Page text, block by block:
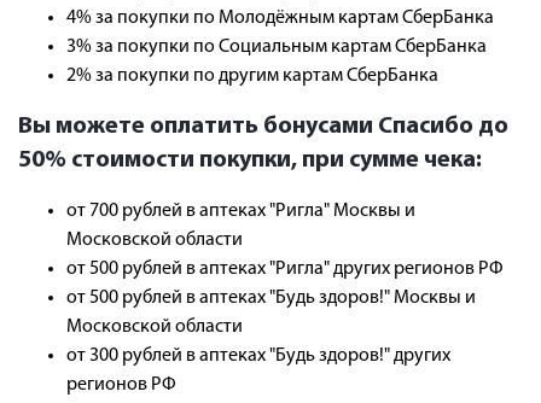
4% за покупки по Молодёжным картам СберБанка
3% за покупки по Социальным картам СберБанка
2% за покупки по другим картам СберБанка
Вы можете оплатить бонусами Спасибо до
50% стоимости покупки, при сумме чека:
от 700 рублей в аптеках "Ригла" Москвы и
Московской области
от 500 рублей в аптеках "Ригла" других регионов РФ
от 500 рублей в аптеках "Будь здоров!" Москвы и
Московской области
от 300 рублей в аптеках "Будь здоров!" других
регионов РФ